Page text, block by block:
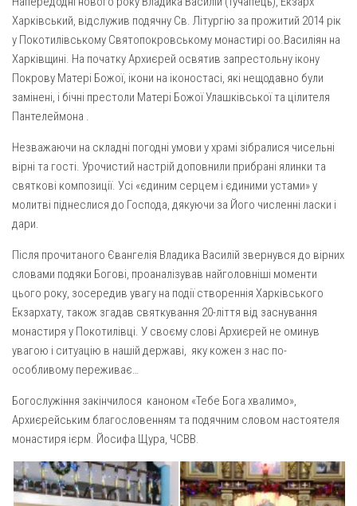
Архистратига Михаїла (м. Люботин)
Покрови Пресвятої Богородиці (с. Вільча)
Преображенська парафія (м. Лозова)
Парафія Благовіщення Пресвятої Богородиці (смт
Золочів)
(Красноград)
Парохії Полтавської області
Пресвятої Трійці (м. Полтава)
Свято-Юріївська парафія (м. Полтава)
Архистратига Михаїла (с. Пригарівка)
Благовіщення Пресвятої Богородиці (с. Шевченки)
Введення у храм Пресвятої Богородиці (с. Дашківка)
Вознесіння ГНІХ (с. Витівка)
Пророка Іллі (смт. Білики)
Різдва Пресвятої Богородиці (с. Вільховатка)
Св. Апостола Андрія Первозванного (с. Засулля)
Св. Миколая (с. Деменки)
Газета Християнський голос
Надруковані числа
Молитви
Галерея
Харківський, відслужив подячну Св. Літургію за прожитий 2014 рік
у Покотилівському Святопокровському монастирі оо.Василіян на
Харківщині. На початку Архиєрей освятив запрестольну ікону
Покрову Матері Божої, ікони на іконостасі, які нещодавно були
замінені, і бічні престоли Матері Божої Улашківської та цілителя
Пантелеймона .
Незважаючи на складні погодні умови у храмі зібралися чисельні
вірні та гості. Урочистий настрій доповнили прибрані ялинки та
святкові композиції. Усі «єдиним серцем і єдиними устами» у
молитві піднеслися до Господа, дякуючи за Його численні ласки і
дари.
Після прочитаного Євангелія Владика Василій звернувся до вірних
словами подяки Богові, проаналізував найголовніші моменти
цього року, зосередив увагу на події створеннія Харківського
Екзархату, також згадав святкування 20-ліття від заснування
монастиря у Покотилівці. У своєму слові Архиєрей не оминув
увагою і ситуацію в нашій державі, яку кожен з нас по-
особливому переживає…
Богослужіння закінчилося каноном «Тебе Бога хвалимо»,
Архиєрейським благословенням та подячним словом настоятеля
монастиря ієрм. Йосифа Щура, ЧСВВ.